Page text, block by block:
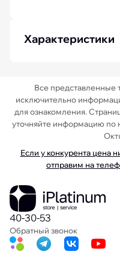
Характеристики
Все представленные
исключительно
для ознакомления.
уточняйте информацию по
Если у конкурента цена
отправим на
40-30-53
Обратный звонок